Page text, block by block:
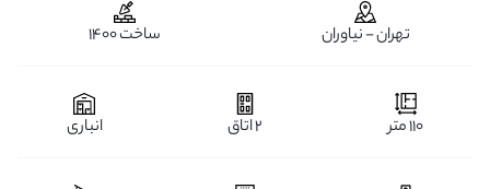
تهران - نیاوران ساخت 1400
110 متر 2 اتاق انباری